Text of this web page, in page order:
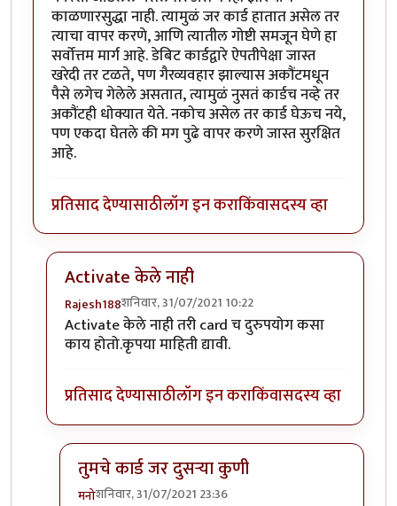
काळणारसुद्धा नाही. त्यामुळं जर कार्ड हातात असेल तर
त्याचा वापर करणे, आणि त्यातील गोष्टी समजून घेणे हा
सर्वोत्तम मार्ग आहे. डेबिट कार्डद्वारे ऐपतीपेक्षा जास्त
खरेदी तर टळते, पण गैरव्यवहार झाल्यास अकौंटमधून
पैसे लगेच गेलेले असतात, त्यामुळं नुसतं कार्डच नव्हे तर
अकौंटही धोक्यात येते. नकोच असेल तर कार्ड घेऊच नये,
पण एकदा घेतले की मग पुढे वापर करणे जास्त सुरक्षित
आहे.
प्रतिसाद देण्यासाठीलॉग इन कराकिंवासदस्य व्हा
Activate केले नाही
Rajesh188शनिवार, 31/07/2021 10:22
In reply toक्रेडिट कार्ड वापरले नाही,byमनो
Activate केले नाही तरी card च दुरुपयोग कसा
काय होतो.कृपया माहिती द्यावी.
प्रतिसाद देण्यासाठीलॉग इन कराकिंवासदस्य व्हा
तुमचे कार्ड जर दुसऱ्या कुणी
मनोशनिवार, 31/07/2021 23:36